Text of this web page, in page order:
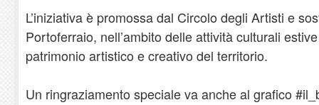
L’iniziativa è promossa dal Circolo degli Artisti e
Portoferraio, nell’ambito delle attività culturali
patrimonio artistico e creativo del territorio.
Un ringraziamento speciale va anche al grafico